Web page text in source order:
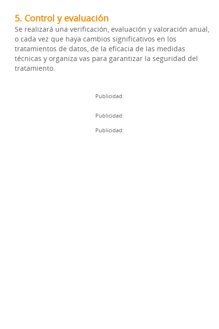
5. Control y evaluación
Se realizará una verificación, evaluación y valoración anual,
o cada vez que haya cambios significativos en los
tratamientos de datos, de la eficacia de las medidas
técnicas y organiza vas para garantizar la seguridad del
tratamiento.
Publicidad:
Publicidad:
Publicidad: